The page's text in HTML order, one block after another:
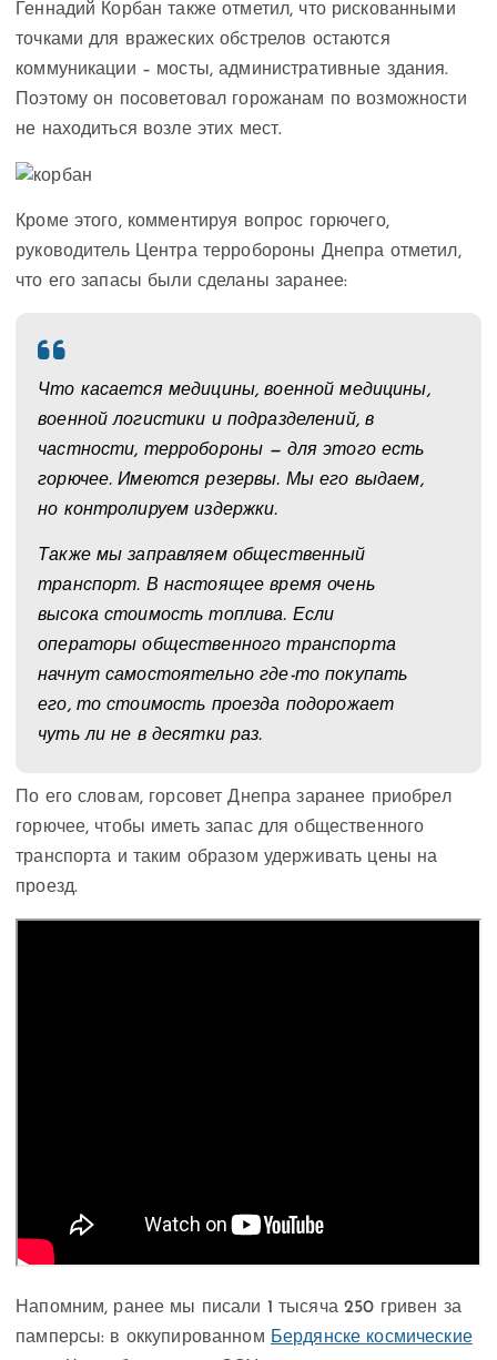
Геннадий Корбан также отметил, что рискованными
точками для вражеских обстрелов остаются
коммуникации – мосты, административные здания.
Поэтому он посоветовал горожанам по возможности
не находиться возле этих мест.
Кроме этого, комментируя вопрос горючего,
руководитель Центра терробороны Днепра отметил,
что его запасы были сделаны заранее:
Что касается медицины, военной медицины,
военной логистики и подразделений, в
частности, терробороны — для этого есть
горючее. Имеются резервы. Мы его выдаем,
но контролируем издержки.
Также мы заправляем общественный
транспорт. В настоящее время очень
высока стоимость топлива. Если
операторы общественного транспорта
начнут самостоятельно где-то покупать
его, то стоимость проезда подорожает
чуть ли не в десятки раз.
По его словам, горсовет Днепра заранее приобрел
горючее, чтобы иметь запас для общественного
транспорта и таким образом удерживать цены на
проезд.
Напомним, ранее мы писали 1 тысяча 250 гривен за
памперсы: в оккупированном Бердянске космические